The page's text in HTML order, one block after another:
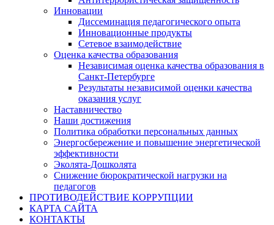
Инновации
Диссеминация педагогического опыта
Инновационные продукты
Сетевое взаимодействие
Оценка качества образования
Независимая оценка качества образования в
Санкт-Петербурге
Результаты независимой оценки качества
оказания услуг
Наставничество
Наши достижения
Политика обработки персональных данных
Энергосбережение и повышение энергетической
эффективности
Эколята-Дошколята
Снижение бюрократической нагрузки на
педагогов
ПРОТИВОДЕЙСТВИЕ КОРРУПЦИИ
КАРТА САЙТА
КОНТАКТЫ